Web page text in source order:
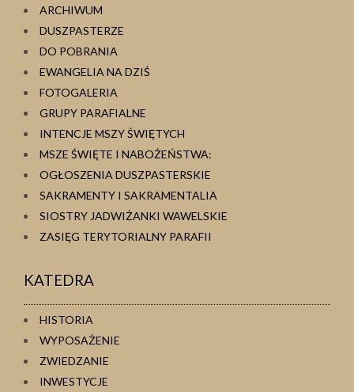
ARCHIWUM
DUSZPASTERZE
DO POBRANIA
EWANGELIA NA DZIŚ
FOTOGALERIA
GRUPY PARAFIALNE
INTENCJE MSZY ŚWIĘTYCH
MSZE ŚWIĘTE I NABOŻEŃSTWA:
OGŁOSZENIA DUSZPASTERSKIE
SAKRAMENTY I SAKRAMENTALIA
SIOSTRY JADWIŻANKI WAWELSKIE
ZASIĘG TERYTORIALNY PARAFII
KATEDRA
HISTORIA
WYPOSAŻENIE
ZWIEDZANIE
INWESTYCJE